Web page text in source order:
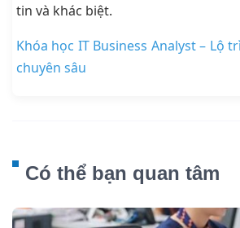
tin và khác biệt.
Khóa học IT Business Analyst – Lộ
chuyên sâu
Có thể bạn quan tâm